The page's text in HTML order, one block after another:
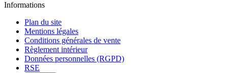
Informations
Plan du site
Mentions légales
Conditions générales de vente
Règlement intérieur
Données personnelles (RGPD)
RSE